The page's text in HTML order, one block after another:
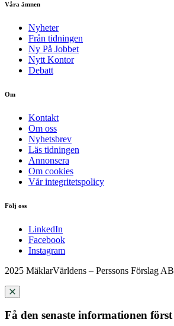
Våra ämnen
Nyheter
Från tidningen
Ny På Jobbet
Nytt Kontor
Debatt
Om
Kontakt
Om oss
Nyhetsbrev
Läs tidningen
Annonsera
Om cookies
Vår integritetspolicy
Följ oss
LinkedIn
Facebook
Instagram
2025 MäklarVärldens – Perssons Förslag AB
Få den senaste informationen först